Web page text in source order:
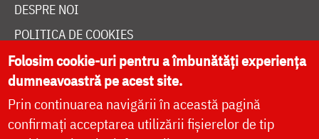
DESPRE NOI
POLITICA DE COOKIES
DONEAZĂ ONLINE PENTRU CATEDRALA NAȚIONALĂ
LIVE
Folosim cookie-uri pentru a îmbunătăți experiența
dumneavoastră pe acest site.
Prin continuarea navigării în această pagină
confirmați acceptarea utilizării fișierelor de tip